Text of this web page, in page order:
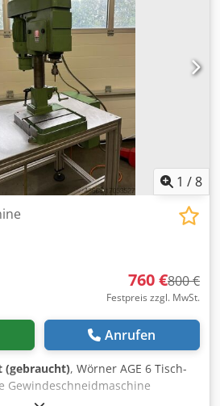
1 /8
760 €800 €
Festpreis zzgl. MwSt.
Anrufen
(gebraucht), Wörner AGE 6 Tisch-
Gewindeschneidmaschine
mechanisch einstellbar